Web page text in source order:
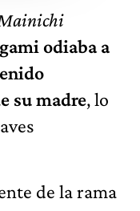
odiaba a
su madre, lo
de la rama